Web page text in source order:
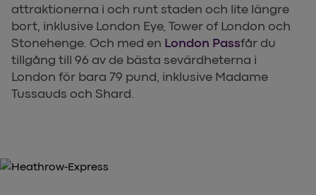
attraktionerna i och runt staden och lite längre
bort, inklusive London Eye, Tower of London och
Stonehenge. Och med en London Passfår du
tillgång till 96 av de bästa sevärdheterna i
London för bara 79 pund, inklusive Madame
Tussauds och Shard.